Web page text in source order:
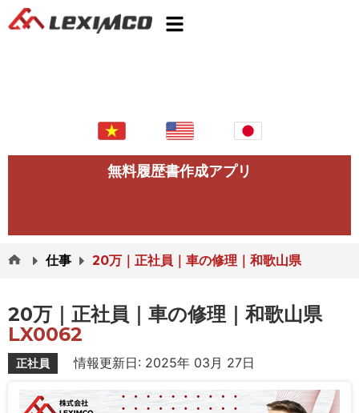
無料履歴書作成アプリ
仕事 20万｜正社員｜車の修理｜和歌山県
20万｜正社員｜車の修理｜和歌山県
LX0062
正社員 情報更新日: 2025年 03月 27日